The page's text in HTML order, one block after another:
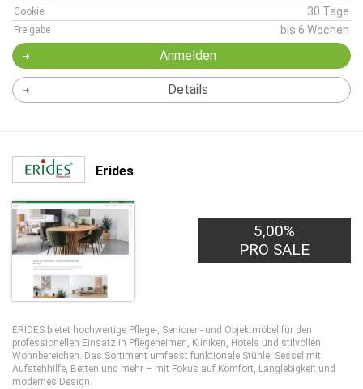
Cookie 30 Tage
Freigabe bis 6 Wochen
Anmelden
Details
Erides
5,00%
PRO SALE
ERIDES bietet hochwertige Pflege-, Senioren- und Objektmöbel für den
professionellen Einsatz in Pflegeheimen, Kliniken, Hotels und stilvollen
Wohnbereichen. Das Sortiment umfasst funktionale Stühle, Sessel mit
Aufstehhilfe, Betten und mehr – mit Fokus auf Komfort, Langlebigkeit und
modernes Design.